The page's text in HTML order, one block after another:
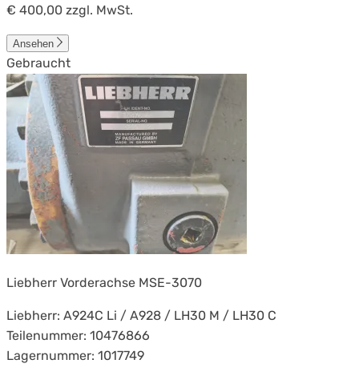
€ 400,00zzgl. MwSt.
Ansehen
Gebraucht
Liebherr Vorderachse MSE-3070
Liebherr: A924C Li / A928 / LH30 M / LH30 C
Teilenummer: 10476866
Lagernummer: 1017749